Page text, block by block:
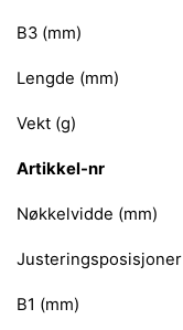
B3 (mm)
Lengde (mm)
Vekt (g)
Artikkel-nr
Nøkkelvidde (mm)
Justeringsposisjoner
B1 (mm)